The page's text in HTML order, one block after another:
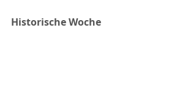
Historische Woche